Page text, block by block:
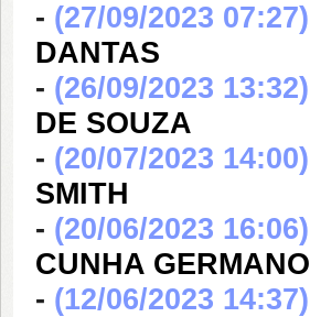
- (27/09/2023 07:27)
DANTAS
- (26/09/2023 13:32)
DE SOUZA
- (20/07/2023 14:00)
SMITH
- (20/06/2023 16:06)
CUNHA GERMANO
- (12/06/2023 14:37)